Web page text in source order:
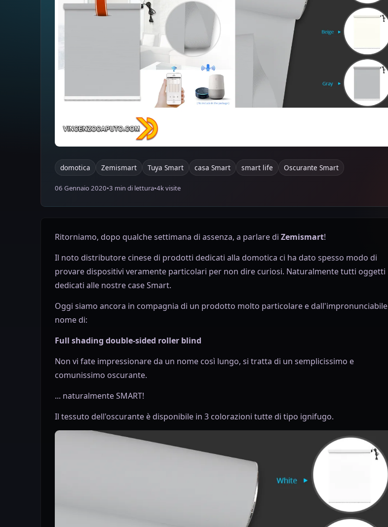
domotica Zemismart Tuya Smart casa Smart smart life Oscurante Smart
06 Gennaio 2020•3 min di lettura•4k visite
Ritorniamo, dopo qualche settimana di assenza, a parlare di Zemismart!
Il noto distributore cinese di prodotti dedicati alla domotica ci ha dato spesso modo di
provare dispositivi veramente particolari per non dire curiosi. Naturalmente tutti oggetti
dedicati alle nostre case Smart.
Oggi siamo ancora in compagnia di un prodotto molto particolare e dall'impronunciabile
nome di:
Full shading double-sided roller blind
Non vi fate impressionare da un nome così lungo, si tratta di un semplicissimo e
comunissimo oscurante.
... naturalmente SMART!
Il tessuto dell'oscurante è disponibile in 3 colorazioni tutte di tipo ignifugo.